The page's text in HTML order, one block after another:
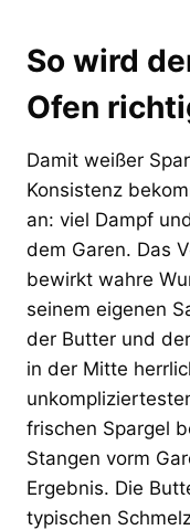
So wird
Ofen
Damit weißer
Konsistenz
an: viel Dampf
dem Garen. Das
bewirkt wahre
seinem eigenen
der Butter und
in der Mitte
frischen Spargel
Stangen vorm
Ergebnis. Die
typischen